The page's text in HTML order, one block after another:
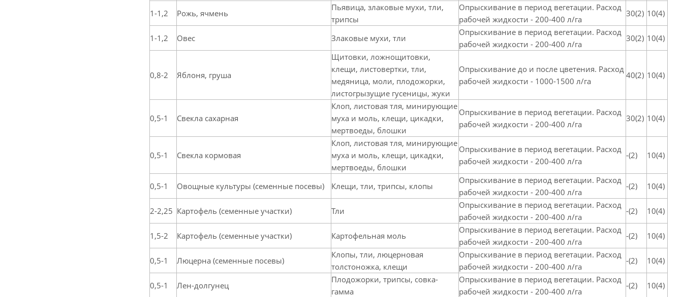
1-1,2 Рожь, ячмень
Пьявица, злаковые мухи, тли,
трипсы
Опрыскивание в период вегетации. Расход
рабочей жидкости - 200-400 л/га
30(2) 10(4)
1-1,2 Овес Злаковые мухи, тли
Опрыскивание в период вегетации. Расход
рабочей жидкости - 200-400 л/га
30(2) 10(4)
0,8-2 Яблоня, груша
Щитовки, ложнощитовки,
клещи, листовертки, тли,
медяница, моли, плодожорки,
листогрызущие гусеницы, жуки
Опрыскивание до и после цветения. Расход
рабочей жидкости - 1000-1500 л/га
40(2) 10(4)
0,5-1 Свекла сахарная
Клоп, листовая тля, минирующие
муха и моль, клещи, цикадки,
мертвоеды, блошки
Опрыскивание в период вегетации. Расход
рабочей жидкости - 200-400 л/га
30(2) 10(4)
0,5-1 Свекла кормовая
Клоп, листовая тля, минирующие
муха и моль, клещи, цикадки,
мертвоеды, блошки
Опрыскивание в период вегетации. Расход
рабочей жидкости - 200-400 л/га
-(2) 10(4)
0,5-1 Овощные культуры (семенные посевы) Клещи, тли, трипсы, клопы
Опрыскивание в период вегетации. Расход
рабочей жидкости - 200-400 л/га
-(2) 10(4)
2-2,25 Картофель (семенные участки) Тли
Опрыскивание в период вегетации. Расход
рабочей жидкости - 200-400 л/га
-(2) 10(4)
1,5-2 Картофель (семенные участки) Картофельная моль
Опрыскивание в период вегетации. Расход
рабочей жидкости - 200-400 л/га
-(2) 10(4)
0,5-1 Люцерна (семенные посевы)
Клопы, тли, люцерновая
толстоножка, клещи
Опрыскивание в период вегетации. Расход
рабочей жидкости - 200-400 л/га
-(2) 10(4)
0,5-1 Лен-долгунец
Плодожорки, трипсы, совка-
гамма
Опрыскивание в период вегетации. Расход
рабочей жидкости - 200-400 л/га
-(2) 10(4)